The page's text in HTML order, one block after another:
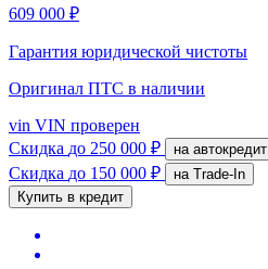
609 000 ₽
Гарантия юридической чистоты
Оригинал ПТС в наличии
vin VIN проверен
Скидка до 250 000 ₽ на автокредит
Скидка до 150 000 ₽
на Trade-In
Купить в кредит